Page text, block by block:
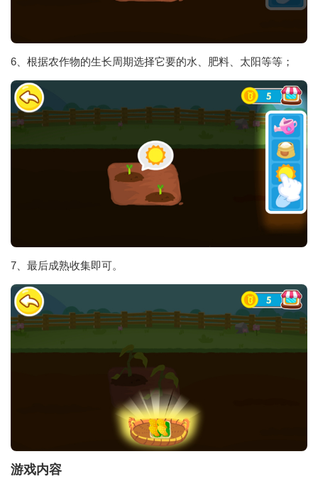
6、根据农作物的生长周期选择它要的水、肥料、太阳等等；
7、最后成熟收集即可。
游戏内容